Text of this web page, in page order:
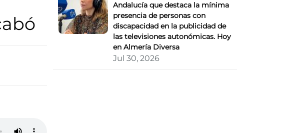
Andalucía que destaca la mínima
presencia de personas con
discapacidad en la publicidad de
las televisiones autonómicas. Hoy
en Almería Diversa
Jul 30, 2026